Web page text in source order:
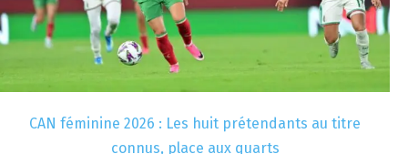
CAN féminine 2026 : Les huit prétendants au titre
connus, place aux quarts